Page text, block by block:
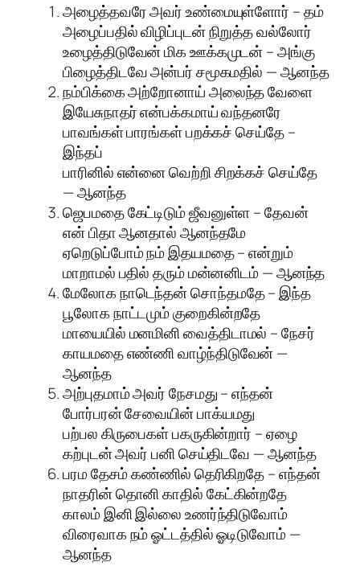
அழைத்தவரே அவர் உண்மையுள்ளோர் – தம்
அழைப்பதில் விழிப்புடன் நிறுத்த வல்லோர்
உழைத்திடுவேன் மிக ஊக்கமுடன் – அங்கு
பிழைத்திடவே அன்பர் சமூகமதில் — ஆனந்த
நம்பிக்கை அற்றோனாய் அலைந்த வேளை
இயேசுநாதர் என்பக்கமாய் வந்தனரே
பாவங்கள் பாரங்கள் பறக்கச் செய்தே –
இந்தப்
பாரினில் என்னை வெற்றி சிறக்கச் செய்தே
— ஆனந்த
ஜெபமதை கேட்டிடும் ஜீவனுள்ள – தேவன்
என் பிதா ஆனதால் ஆனந்தமே
ஏறெடுப்போம் நம் இதயமதை – என்றும்
மாறாமல் பதில் தரும் மன்னனிடம் — ஆனந்த
மேலோக நாடெந்தன் சொந்தமதே – இந்த
பூலோக நாட்டமும் குறைகின்றதே
மாயையில் மனமினி வைத்திடாமல் – நேசர்
காயமதை எண்ணி வாழ்ந்திடுவேன் —
ஆனந்த
அற்புதமாம் அவர் நேசமது – எந்தன்
போர்பரன் சேவையின் பாக்யமது
பற்பல கிருபைகள் பகருகின்றார் – ஏழை
கற்புடன் அவர் பனி செய்திடவே — ஆனந்த
பரம தேசம் கண்ணில் தெரிகிறதே – எந்தன்
நாதரின் தொனி காதில் கேட்கின்றதே
காலம் இனி இல்லை உணர்ந்திடுவோம்
விரைவாக நம் ஓட்டத்தில் ஓடிடுவோம் —
ஆனந்த